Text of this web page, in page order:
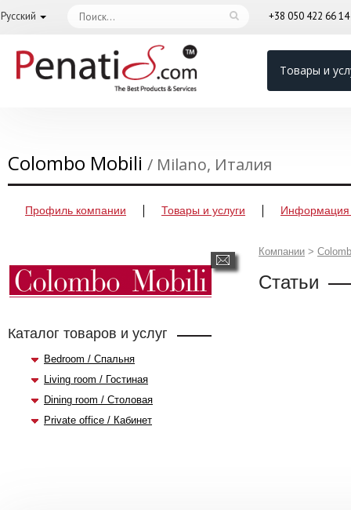
Русский +38 050 422 66 14
Товары и
Colombo Mobili / Milano, Италия
Профиль компании Товары и услуги Информация
Каталог товаров и услуг
Bedroom / Спальня
Living room / Гостиная
Dining room / Столовая
Private office / Кабинет
Компании >
Статьи